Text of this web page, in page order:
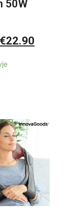
50W
€22.90